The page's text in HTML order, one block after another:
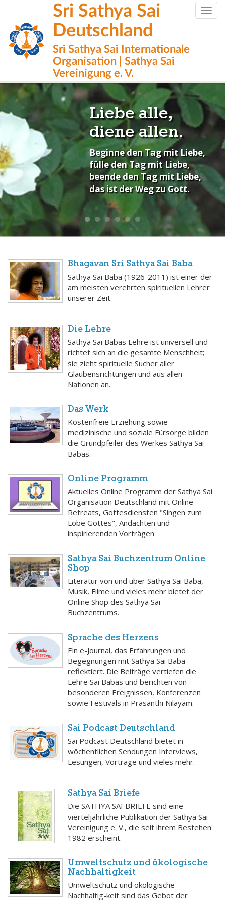
Inhalt
Sri Sathya Sai
Deutschland
Sri Sathya Sai Internationale
Organisation | Sathya Sai
Vereinigung e. V.
Liebe alle,
diene allen.
Beginne den Tag mit Liebe,
fülle den Tag mit Liebe,
beende den Tag mit Liebe,
das ist der Weg zu Gott.
Bhagavan Sri Sathya Sai Baba
Sathya Sai Baba (1926-2011) ist einer der
am meisten verehrten spirituellen Lehrer
unserer Zeit.
Die Lehre
Sathya Sai Babas Lehre ist universell und
richtet sich an die gesamte Menschheit;
sie zieht spirituelle Sucher aller
Glaubensrichtungen und aus allen
Nationen an.
Das Werk
Kostenfreie Erziehung sowie
medizinische und soziale Fürsorge bilden
die Grundpfeiler des Werkes Sathya Sai
Babas.
Online Programm
Aktuelles Online Programm der Sathya Sai
Organisation Deutschland mit Online
Retreats, Gottesdiensten "Singen zum
Lobe Gottes", Andachten und
inspirierenden Vorträgen
Sathya Sai Buchzentrum Online
Shop
Literatur von und über Sathya Sai Baba,
Musik, Filme und vieles mehr bietet der
Online Shop des Sathya Sai
Buchzentrums.
Sprache des Herzens
Ein e-Journal, das Erfahrungen und
Begegnungen mit Sathya Sai Baba
reflektiert. Die Beiträge vertiefen die
Lehre Sai Babas und berichten von
besonderen Ereignissen, Konferenzen
sowie Festivals in Prasanthi Nilayam.
Sai Podcast Deutschland
Sai Podcast Deutschland bietet in
wöchentlichen Sendungen Interviews,
Lesungen, Vorträge und vieles mehr.
Sathya Sai Briefe
Die SATHYA SAI BRIEFE sind eine
vierteljährliche Publikation der Sathya Sai
Vereinigung e. V., die seit ihrem Bestehen
1982 erscheint.
Umweltschutz und ökologische
Nachhaltigkeit
Umweltschutz und ökologische
Nachhaltig-keit sind das Gebot der